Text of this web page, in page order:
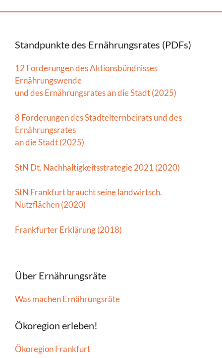
Standpunkte des Ernährungsrates (PDFs)
12 Forderungen des Aktionsbündnisses
Ernährungswende
und des Ernährungsrates an die Stadt (2025)
8 Forderungen des Stadtelternbeirats und des
Ernährungsrates
an die Stadt (2025)
StN Dt. Nachhaltigkeitsstrategie 2021 (2020)
StN Frankfurt braucht seine landwirtsch.
Nutzflächen (2020)
Frankfurter Erklärung (2018)
Über Ernährungsräte
Was machen Ernährungsräte
Ökoregion erleben!
Ökoregion Frankfurt